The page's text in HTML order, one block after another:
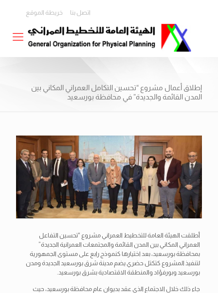
اتصل بنا خريطة الموقع
إطلاق أعمال مشروع “تحسين التكامل العمراني المكاني بين
المدن القائمة والجديدة” في محافظة بورسعيد
أطلقت الهيئة العامة للتخطيط العمراني مشروع “تحسين التفاعل
العمراني المكاني بين المدن القائمة والمجتمعات العمرانية الجديدة”
بمحافظة بورسعيد، بعد اختيارها كنموذج رابع على مستوى الجمهورية
لتنفيذ المشروع كتكتل حضري يضم مدينة شرق بورسعيد الجديدة ومدن
بورسعيد وبورفؤاد والمنطقة الاقتصادية بشرق بورسعيد.
جاء ذلك خلال الاجتماع الذي عقد بديوان عام محافظةبورسعيد، حيث